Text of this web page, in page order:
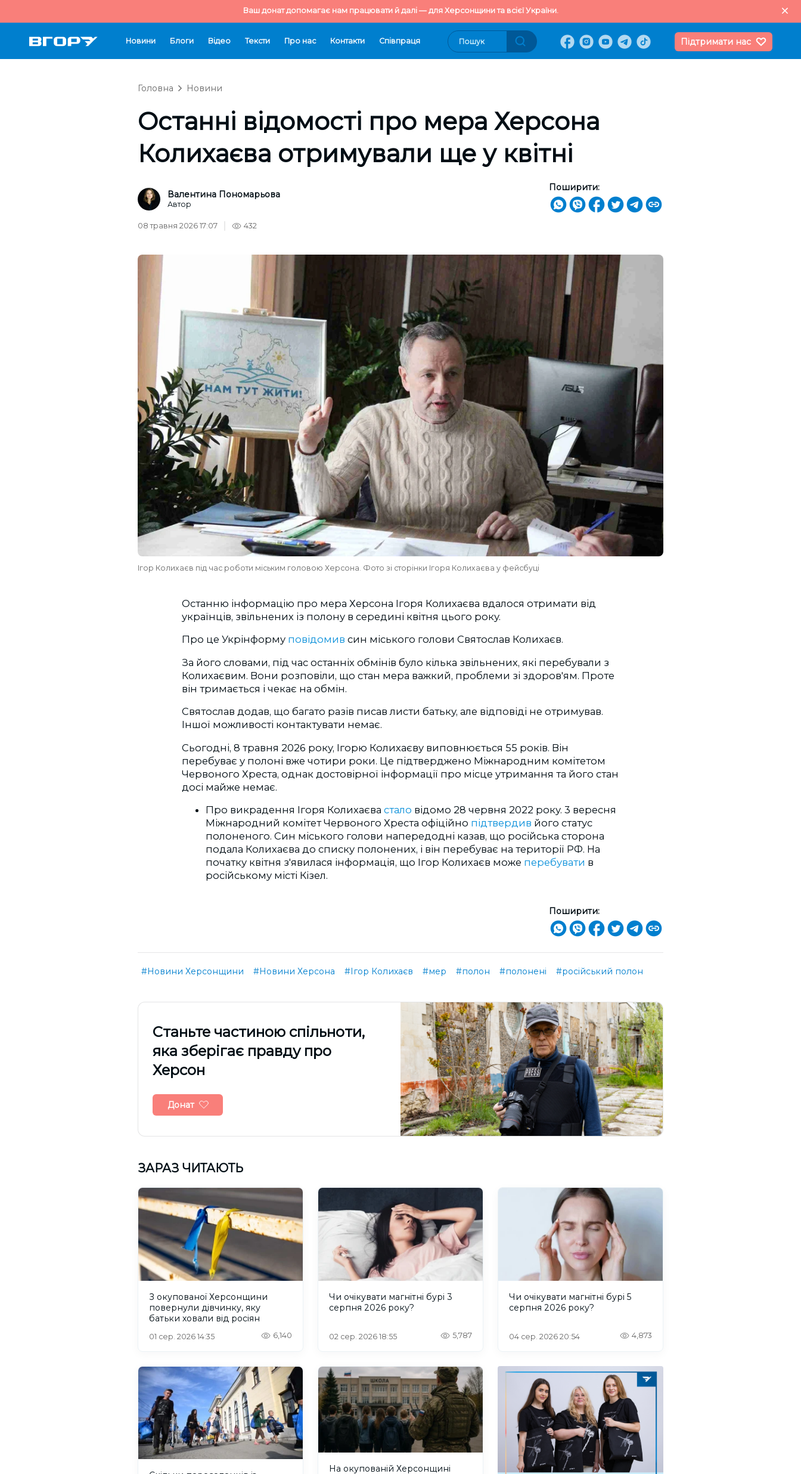
Ваш донат допомагає нам працювати й далі — для Херсонщини та всієї України.
Новини Блоги Відео Тексти Про нас Контакти Cпівпраця Підтримати нас
Головна Новини
Останні відомості про мера Херсона
Колихаєва отримували ще у квітні
Валентина Пономарьова
Автор
Поширити:
08 травня 2026 17:07 432
Ігор Колихаєв під час роботи міським головою Херсона. Фото зі сторінки Ігоря Колихаєва у фейсбуці
Останню інформацію про мера Херсона Ігоря Колихаєва вдалося отримати від
українців, звільнених із полону в середині квітня цього року.
Про це Укрінформу повідомив син міського голови Святослав Колихаєв.
За його словами, під час останніх обмінів було кілька звільнених, які перебували з
Колихаєвим. Вони розповіли, що стан мера важкий, проблеми зі здоров'ям. Проте
він тримається і чекає на обмін.
Святослав додав, що багато разів писав листи батьку, але відповіді не отримував.
Іншої можливості контактувати немає.
Сьогодні, 8 травня 2026 року, Ігорю Колихаєву виповнюється 55 років. Він
перебуває у полоні вже чотири роки. Це підтверджено Міжнародним комітетом
Червоного Хреста, однак достовірної інформації про місце утримання та його стан
досі майже немає.
Про викрадення Ігоря Колихаєва стало відомо 28 червня 2022 року. 3 вересня
Міжнародний комітет Червоного Хреста офіційно підтвердив його статус
полоненого. Син міського голови напередодні казав, що російська сторона
подала Колихаєва до списку полонених, і він перебуває на території РФ. На
початку квітня з'явилася інформація, що Ігор Колихаєв може перебувати в
російському місті Кізел.
Поширити:
#Новини Херсонщини #Новини Херсона #Ігор Колихаєв #мер #полон #полонені #російський полон
Cтаньте частиною спільноти,
яка зберігає правду про
Херсон
Донат
ЗАРАЗ ЧИТАЮТЬ
З окупованої Херсонщини
повернули дівчинку, яку
батьки ховали від росіян
01 сер. 2026 14:35 6,140
Чи очікувати магнітні бурі 3
серпня 2026 року?
02 сер. 2026 18:55 5,787
Чи очікувати магнітні бурі 5
серпня 2026 року?
04 сер. 2026 20:54 4,873
На окупованій Херсонщині